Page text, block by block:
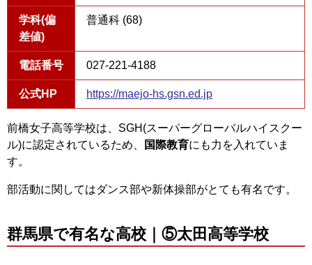
学科(偏
差値)
普通科 (68)
電話番号 027-221-4188
公式HP https://maejo-hs.gsn.ed.jp
前橋女子高等学校は、SGH(スーパーグローバルハイスクー
ル)に認定されているため、
国際教育にも力を入れていま
す。
部活動に関してはダンス部や新体操部がとても有名です。
群馬県で有名な高校｜⑤太田高等学校